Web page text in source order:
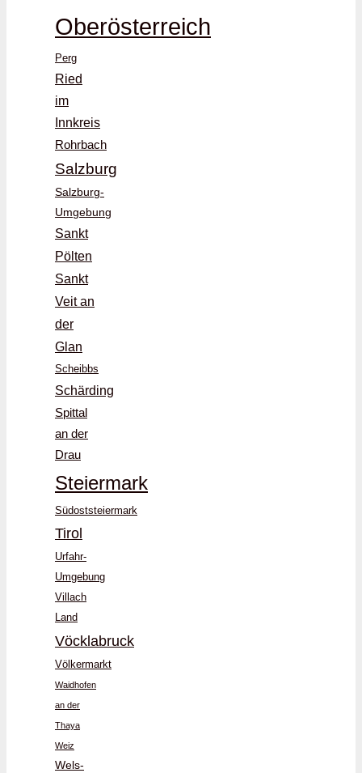
Oberösterreich
Perg
Ried
im
Innkreis
Rohrbach
Salzburg
Salzburg-
Umgebung
Sankt
Pölten
Sankt
Veit an
der
Glan
Scheibbs
Schärding
Spittal
an der
Drau
Steiermark
Südoststeiermark
Tirol
Urfahr-
Umgebung
Villach
Land
Vöcklabruck
Völkermarkt
Waidhofen
an der
Thaya
Weiz
Wels-